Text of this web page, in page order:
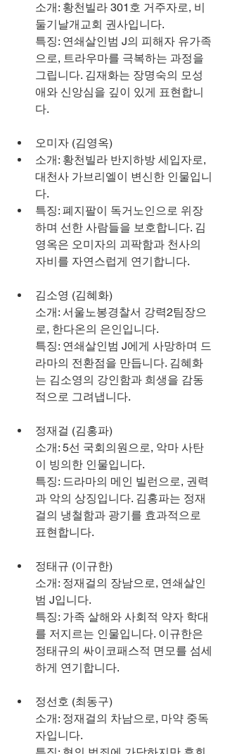
소개: 황천빌라 301호 거주자로, 비
둘기날개교회 권사입니다.
특징: 연쇄살인범 J의 피해자 유가족
으로, 트라우마를 극복하는 과정을
그립니다. 김재화는 장명숙의 모성
애와 신앙심을 깊이 있게 표현합니
다.
오미자 (김영옥)
소개: 황천빌라 반지하방 세입자로,
대천사 가브리엘이 변신한 인물입니
다.
특징: 폐지팔이 독거노인으로 위장
하며 선한 사람들을 보호합니다. 김
영옥은 오미자의 괴팍함과 천사의
자비를 자연스럽게 연기합니다.
김소영 (김혜화)
소개: 서울노봉경찰서 강력2팀장으
로, 한다온의 은인입니다.
특징: 연쇄살인범 J에게 사망하며 드
라마의 전환점을 만듭니다. 김혜화
는 김소영의 강인함과 희생을 감동
적으로 그려냅니다.
정재걸 (김홍파)
소개: 5선 국회의원으로, 악마 사탄
이 빙의한 인물입니다.
특징: 드라마의 메인 빌런으로, 권력
과 악의 상징입니다. 김홍파는 정재
걸의 냉철함과 광기를 효과적으로
표현합니다.
정태규 (이규한)
소개: 정재걸의 장남으로, 연쇄살인
범 J입니다.
특징: 가족 살해와 사회적 약자 학대
를 저지르는 인물입니다. 이규한은
정태규의 싸이코패스적 면모를 섬세
하게 연기합니다.
정선호 (최동구)
소개: 정재걸의 차남으로, 마약 중독
자입니다.